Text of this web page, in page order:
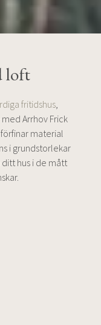
loft
fritidshus,
Arrhov Frick
material
i grundstorlekar
ditt hus i de mått